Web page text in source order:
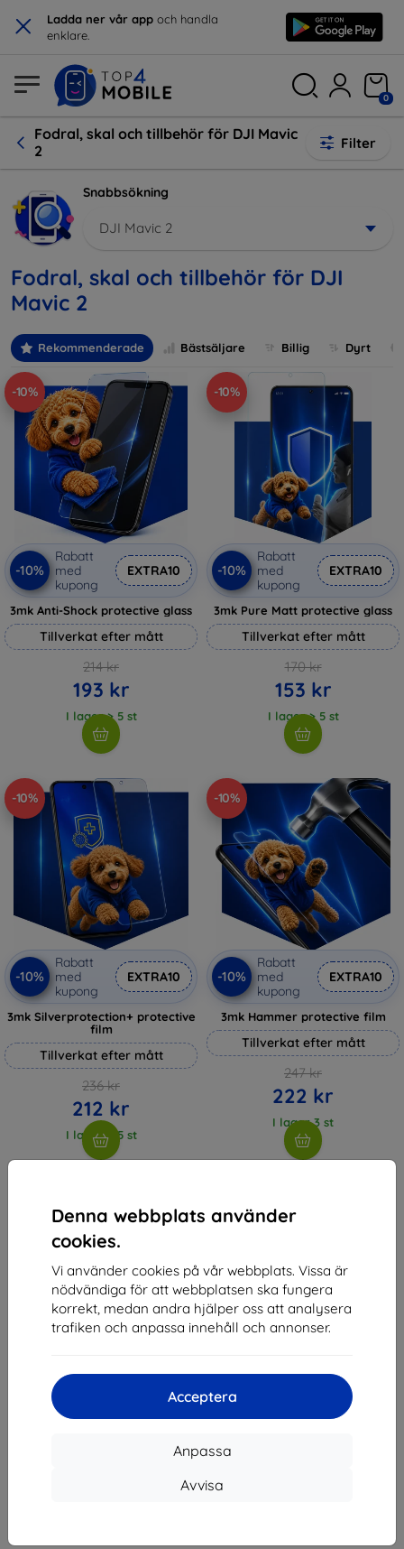
× Ladda ner vår app och handla
enklare.
Denna webbplats använder
cookies.
Vi använder cookies på vår webbplats. Vissa är
nödvändiga för att webbplatsen ska fungera
korrekt, medan andra hjälper oss att analysera
trafiken och anpassa innehåll och annonser.
Acceptera
Anpassa
Avvisa
0
Fodral, skal och tillbehör för DJI Mavic
2
Filter
Snabbsökning
DJI Mavic 2
Fodral, skal och tillbehör för DJI
Mavic 2
Rekommenderade Bästsäljare Billig Dyrt
-10%
-10%
Rabatt
med
kupong
EXTRA10
3mk Anti-Shock protective glass
Tillverkat efter mått
214 kr
193 kr
I lager > 5 st
-10%
-10%
Rabatt
med
kupong
EXTRA10
3mk Pure Matt protective glass
Tillverkat efter mått
170 kr
153 kr
I lager > 5 st
-10%
-10%
Rabatt
med
kupong
EXTRA10
3mk Silverprotection+ protective
film
Tillverkat efter mått
236 kr
212 kr
I lager > 5 st
-10%
-10%
Rabatt
med
kupong
EXTRA10
3mk Hammer protective film
Tillverkat efter mått
247 kr
222 kr
I lager 3 st
av totalt4.
Shield-SK s.r.o.
46701494
Momsregistreringsnummer:SK2023549671